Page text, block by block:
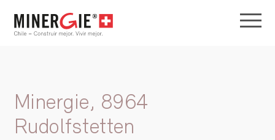
Minergie, 8964
Rudolfstetten